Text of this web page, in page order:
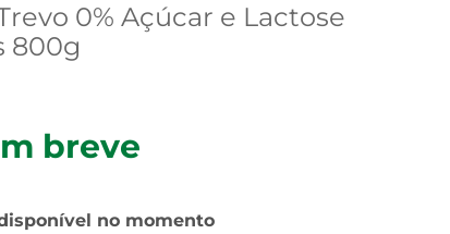
0% Açúcar e Lactose
800g
breve
no momento